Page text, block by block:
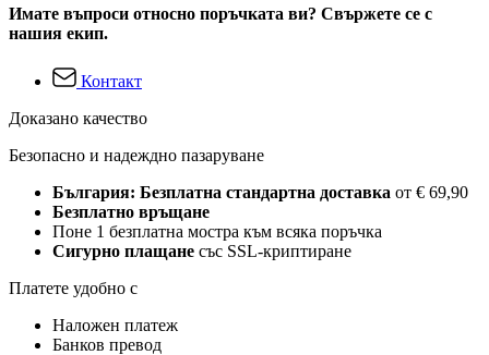
Имате въпроси относно поръчката ви? Свържете се с
нашия екип.
Контакт
Доказано качество
Безопасно и надеждно пазаруване
България: Безплатна стандартна доставка от € 69,90
Безплатно връщане
Поне 1 безплатна мостра към всяка поръчка
Сигурно плащане със SSL-криптиране
Платете удобно с
Наложен платеж
Банков превод